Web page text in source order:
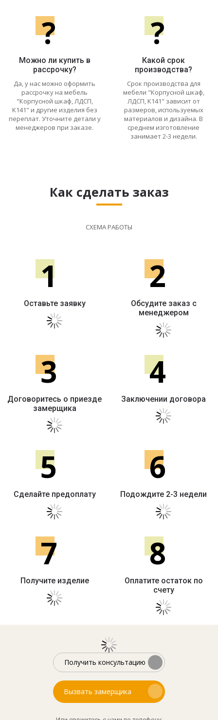
?
Можно ли купить в
рассрочку?
Да, у нас можно оформить
рассрочку на мебель
"Корпусной шкаф, ЛДСП,
K141" и другие изделия без
переплат. Уточните детали у
менеджеров при заказе.
?
Какой срок
производства?
Срок производства для
мебели "Корпусной шкаф,
ЛДСП, K141" зависит от
размеров, используемых
материалов и дизайна. В
среднем изготовление
занимает 2-3 недели.
Как сделать заказ
СХЕМА РАБОТЫ
1
Оставьте заявку
2
Обсудите заказ с
менеджером
3
Договоритесь о приезде
замерщика
4
Заключении договора
5
Сделайте предоплату
6
Подождите 2-3 недели
7
Получите изделие
8
Оплатите остаток по
счету
Получить консультацию
Вызвать замерщика